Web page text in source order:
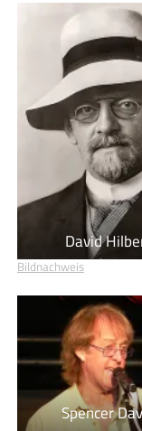
David
Bildnachweis
Spencer